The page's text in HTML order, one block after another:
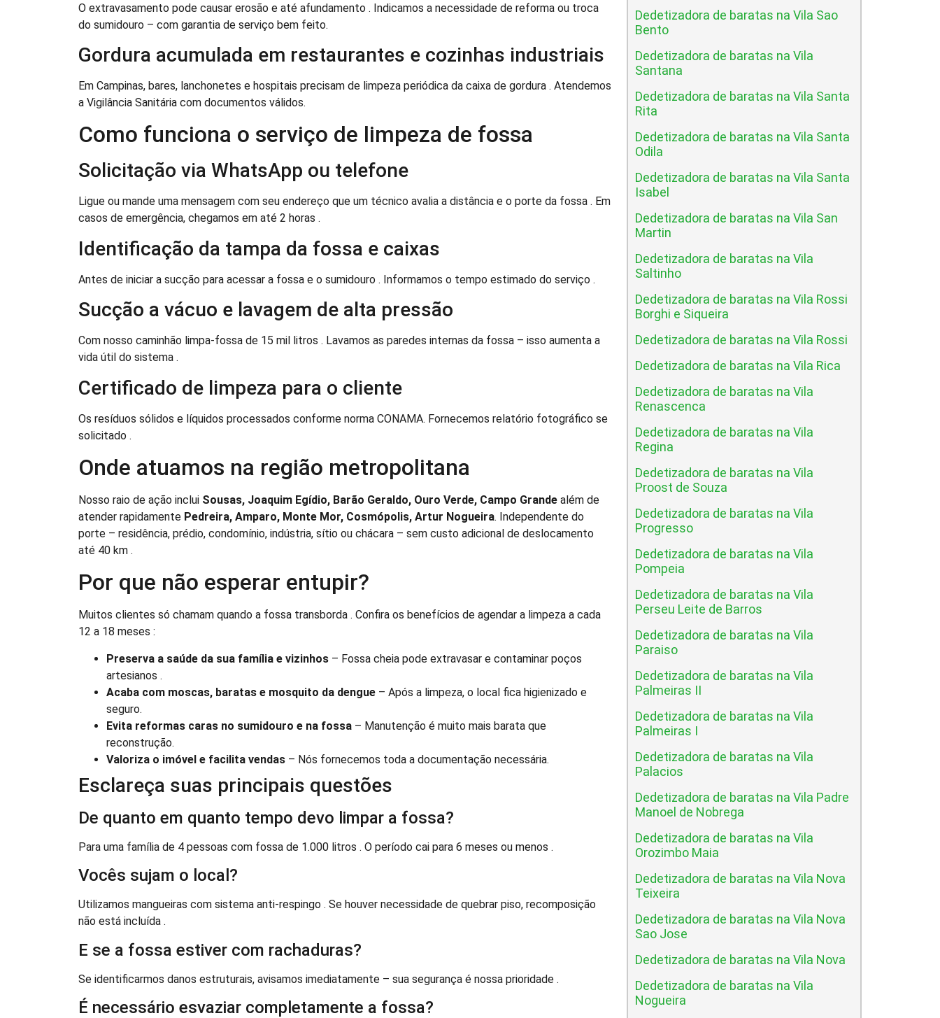
O extravasamento pode causar erosão e até afundamento . Indicamos a necessidade de reforma ou troca
do sumidouro – com garantia de serviço bem feito.
Gordura acumulada em restaurantes e cozinhas industriais
Em Campinas, bares, lanchonetes e hospitais precisam de limpeza periódica da caixa de gordura . Atendemos
a Vigilância Sanitária com documentos válidos.
Como funciona o serviço de limpeza de fossa
Solicitação via WhatsApp ou telefone
Ligue ou mande uma mensagem com seu endereço que um técnico avalia a distância e o porte da fossa . Em
casos de emergência, chegamos em até 2 horas .
Identificação da tampa da fossa e caixas
Antes de iniciar a sucção para acessar a fossa e o sumidouro . Informamos o tempo estimado do serviço .
Sucção a vácuo e lavagem de alta pressão
Com nosso caminhão limpa-fossa de 15 mil litros . Lavamos as paredes internas da fossa – isso aumenta a
vida útil do sistema .
Certificado de limpeza para o cliente
Os resíduos sólidos e líquidos processados conforme norma CONAMA. Fornecemos relatório fotográfico se
solicitado .
Onde atuamos na região metropolitana
Nosso raio de ação inclui Sousas, Joaquim Egídio, Barão Geraldo, Ouro Verde, Campo Grande além de
atender rapidamente Pedreira, Amparo, Monte Mor, Cosmópolis, Artur Nogueira. Independente do
porte – residência, prédio, condomínio, indústria, sítio ou chácara – sem custo adicional de deslocamento
até 40 km .
Por que não esperar entupir?
Muitos clientes só chamam quando a fossa transborda . Confira os benefícios de agendar a limpeza a cada
12 a 18 meses :
Preserva a saúde da sua família e vizinhos – Fossa cheia pode extravasar e contaminar poços
artesianos .
Acaba com moscas, baratas e mosquito da dengue – Após a limpeza, o local fica higienizado e
seguro.
Evita reformas caras no sumidouro e na fossa – Manutenção é muito mais barata que
reconstrução.
Valoriza o imóvel e facilita vendas – Nós fornecemos toda a documentação necessária.
Esclareça suas principais questões
De quanto em quanto tempo devo limpar a fossa?
Para uma família de 4 pessoas com fossa de 1.000 litros . O período cai para 6 meses ou menos .
Vocês sujam o local?
Utilizamos mangueiras com sistema anti-respingo . Se houver necessidade de quebrar piso, recomposição
não está incluída .
E se a fossa estiver com rachaduras?
Se identificarmos danos estruturais, avisamos imediatamente – sua segurança é nossa prioridade .
É necessário esvaziar completamente a fossa?
Dedetizadora de baratas na Vila Sao
Bento
Dedetizadora de baratas na Vila
Santana
Dedetizadora de baratas na Vila Santa
Rita
Dedetizadora de baratas na Vila Santa
Odila
Dedetizadora de baratas na Vila Santa
Isabel
Dedetizadora de baratas na Vila San
Martin
Dedetizadora de baratas na Vila
Saltinho
Dedetizadora de baratas na Vila Rossi
Borghi e Siqueira
Dedetizadora de baratas na Vila Rossi
Dedetizadora de baratas na Vila Rica
Dedetizadora de baratas na Vila
Renascenca
Dedetizadora de baratas na Vila
Regina
Dedetizadora de baratas na Vila
Proost de Souza
Dedetizadora de baratas na Vila
Progresso
Dedetizadora de baratas na Vila
Pompeia
Dedetizadora de baratas na Vila
Perseu Leite de Barros
Dedetizadora de baratas na Vila
Paraiso
Dedetizadora de baratas na Vila
Palmeiras II
Dedetizadora de baratas na Vila
Palmeiras I
Dedetizadora de baratas na Vila
Palacios
Dedetizadora de baratas na Vila Padre
Manoel de Nobrega
Dedetizadora de baratas na Vila
Orozimbo Maia
Dedetizadora de baratas na Vila Nova
Teixeira
Dedetizadora de baratas na Vila Nova
Sao Jose
Dedetizadora de baratas na Vila Nova
Dedetizadora de baratas na Vila
Nogueira